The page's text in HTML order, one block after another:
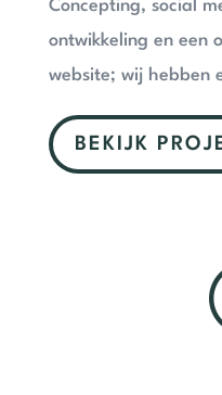
Concepting, social
ontwikkeling en een
website; wij hebben
BEKIJK